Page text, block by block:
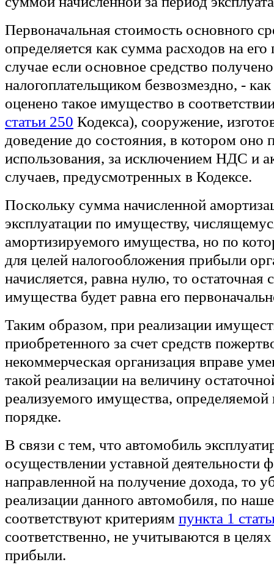
Первоначальная стоимость основного
определяется как сумма расходов на
случае если основное средство получено
налогоплательщиком безвозмездно, -
оценено такое имущество в
статьи 250 Кодекса), сооружение,
доведение до состояния, в котором оно
использования, за исключением НДС и
случаев, предусмотренных в Кодексе.
Поскольку сумма начисленной
эксплуатации по имуществу,
амортизируемого имущества, но по
для целей налогообложения прибыли
начисляется, равна нулю, то остаточная
имущества будет равна его
Таким образом, при реализации
приобретенного за счет средств
некоммерческая организация вправе
такой реализации на величину
реализуемого имущества,
порядке.
В связи с тем, что автомобиль
осуществлении уставной деятельности
направленной на получение дохода, то
реализации данного автомобиля, по
соответствуют критериям пункта 1
соответственно, не учитываются в
прибыли.